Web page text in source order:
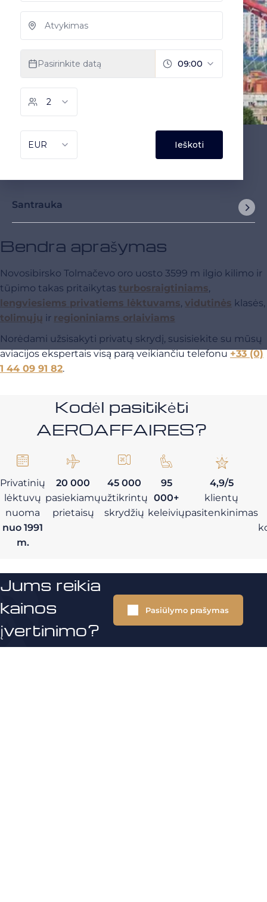
Santrauka
Bendra aprašymas
Novosibirsko Tolmačevo oro uosto 3599 m ilgio kilimo ir
tūpimo takas pritaikytas turbosraigtiniams,
lengviesiems privatiems lėktuvams, vidutinės klasės,
tolimųjų ir regioniniams orlaiviams
Norėdami užsisakyti privatų skrydį, susisiekite su mūsų
aviacijos ekspertais visą parą veikiančiu telefonu+33 (0)
1 44 09 91 82.
Kodėl pasitikėti
AEROAFFAIRES?
Privatinių
lėktuvų
nuoma
nuo 1991
m.
20 000
pasiekiamų
prietaisų
45 000
užtikrintų
skrydžių
95
000+
keleivių
4,9/5
klientų
pasitenkinimas
Jums reikia
kainos
įvertinimo?
Pasiūlymo prašymas